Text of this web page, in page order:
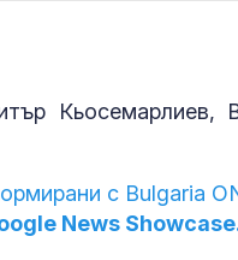
Кьосемарлиев,
с Bulgaria
News